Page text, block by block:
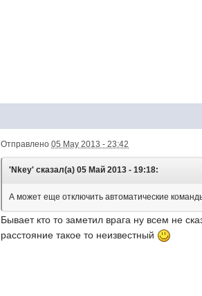
Отправлено 05 May 2013 - 23:42
'Nkey' сказал(а) 05 Май 2013 - 19:18:
А может еще отключить автоматические
Бывает кто то заметил врага ну всем не
расстояние такое то неизвестный